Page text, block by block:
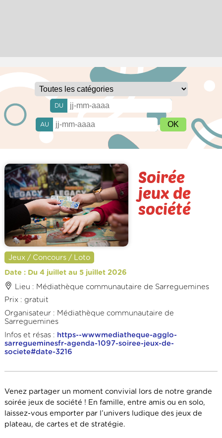
DU
AU
Soirée
jeux de
société
Jeux / Concours / Loto
Date : Du 4 juillet au 5 juillet 2026
Lieu : Médiathèque communautaire de Sarreguemines
Prix : gratuit
Organisateur : Médiathèque communautaire de
Sarreguemines
Infos et résas : https--wwwmediatheque-agglo-
sarregueminesfr-agenda-1097-soiree-jeux-de-
societe#date-3216
Venez partager un moment convivial lors de notre grande
soirée jeux de société ! En famille, entre amis ou en solo,
laissez-vous emporter par l’univers ludique des jeux de
plateau, de cartes et de stratégie.